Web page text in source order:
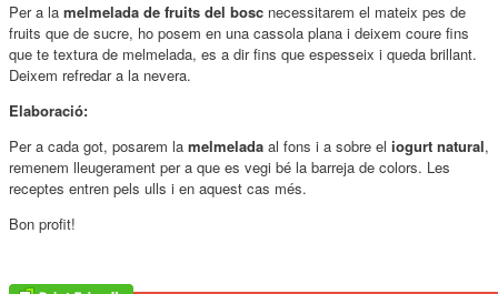
Per a la melmelada de fruits del bosc necessitarem el mateix pes de
fruits que de sucre, ho posem en una cassola plana i deixem coure fins
que te textura de melmelada, es a dir fins que espesseix i queda brillant.
Deixem refredar a la nevera.
Elaboració:
Per a cada got, posarem la melmelada al fons i a sobre el iogurt natural,
remenem lleugerament per a que es vegi bé la barreja de colors. Les
receptes entren pels ulls i en aquest cas més.
Bon profit!